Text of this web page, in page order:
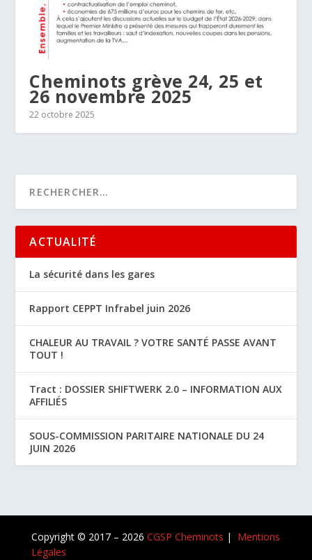
Cheminots grève 24, 25 et
26 novembre 2025
22 octobre 2025
ACTUALITÉ
La sécurité dans les gares
Rapport CEPPT Infrabel juin 2026
CHALEUR AU TRAVAIL ? VOTRE SANTÉ PASSE AVANT
TOUT !
Tract : DOSSIER SHIFTWERK 2.0 – INFORMATION AUX
AFFILIÉS
SOUS-COMMISSION PARITAIRE NATIONALE DU 24
JUIN 2026
Copyright © 2017 – 2026 CGSP Cheminots | Mentions
Légales